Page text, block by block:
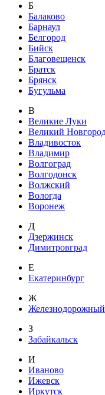
Б
Балаково
Барнаул
Белгород
Бийск
Благовещенск
Братск
Брянск
Бугульма
В
Великие Луки
Великий
Владивосток
Владимир
Волгоград
Волгодонск
Волжский
Вологда
Воронеж
Д
Дзержинск
Димитровград
Е
Екатеринбург
Ж
Железнодорожный
З
Забайкальск
И
Иваново
Ижевск
Иркутск